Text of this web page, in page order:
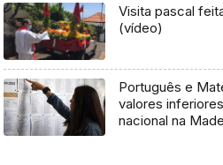
Visita pascal
(vídeo)
Português e
valores
nacional na